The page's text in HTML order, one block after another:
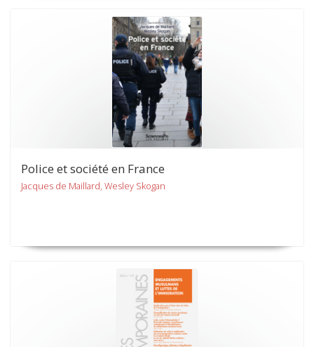
Police et société en France
Jacques de Maillard, Wesley Skogan